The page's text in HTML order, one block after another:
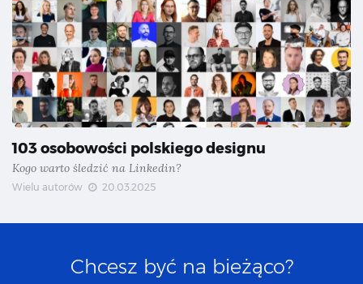
103 osobowości polskiego designu
Kogo warto śledzić na Linkedin?
Wielu autorów 20.03.2025
Chcesz być na bieżąco?